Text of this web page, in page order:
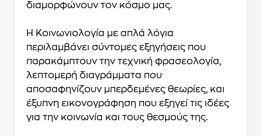
διαμορφώνουν τον κόσμο μας.
Η Κοινωνιολογία με απλά λόγια
περιλαμβάνει σύντομες εξηγήσεις που
παρακάμπτουν την τεχνική φρασεολογία,
λεπτομερή διαγράμματα που
αποσαφηνίζουν μπερδεμένες θεωρίες, και
έξυπνη εικονογράφηση που εξηγεί τις ιδέες
για την κοινωνία και τους θεσμούς της.